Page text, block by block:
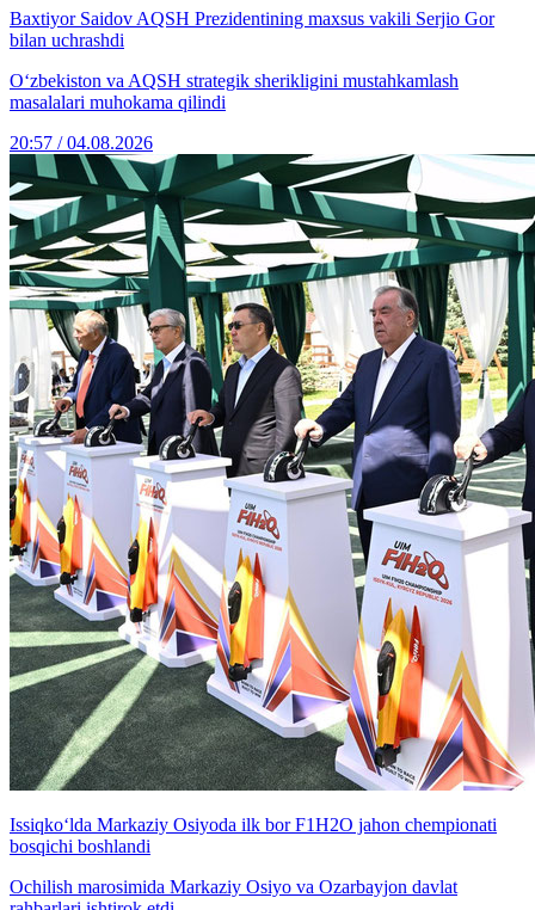
Baxtiyor Saidov AQSH Prezidentining maxsus vakili Serjio Gor
bilan uchrashdi
O‘zbekiston va AQSH strategik sherikligini mustahkamlash
masalalari muhokama qilindi
20:57 / 04.08.2026
Issiqko‘lda Markaziy Osiyoda ilk bor F1H2O jahon chempionati
bosqichi boshlandi
Ochilish marosimida Markaziy Osiyo va Ozarbayjon davlat